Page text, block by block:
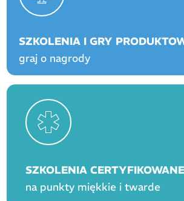
SZKOLENIA I GRY
graj o nagrody
SZKOLENIA CERTYFIKOWANE
na punkty miękkie i twarde